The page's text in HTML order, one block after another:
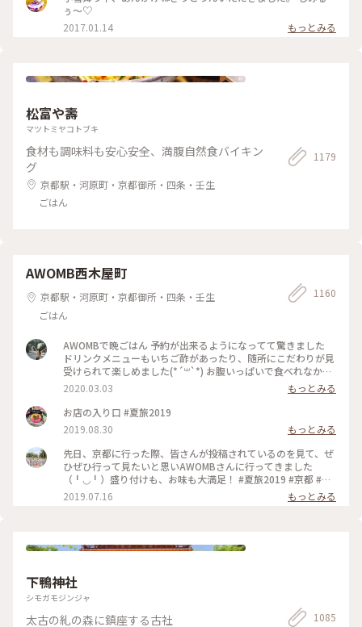
わったときに友人と目を合わせて笑顔でほっこり！ 身も心も
ぅ〜♡
2017.01.14
もっとみる
松富や壽
マツトミヤコトブキ
食材も調味料も安心安全、満腹自然食バイキン
グ
京都駅・河原町・京都御所・四条・壬生
ごはん
1179
AWOMB西木屋町
京都駅・河原町・京都御所・四条・壬生
ごはん
1160
AWOMBで晩ごはん 予約が出来るようになってて驚きました
ドリンクメニューもいちご酢があったり、随所にこだわりが見
受けられて楽しめました(*´꒳`*) お腹いっぱいで食べれなかっ
たデザートは次のお楽しみですー♡ #春の訪れ #女子旅 #いち
ご #手織り寿司
2020.03.03
もっとみる
お店の入り口 #夏旅2019
2019.08.30
もっとみる
先日、京都に行った際、皆さんが投稿されているのを見て、ぜ
ひぜひ行って見たいと思いAWOMBさんに行ってきました
（╹◡╹）盛り付けも、お味も大満足！ #夏旅2019 #京都 #五
条 #AWOMB
2019.07.16 もっとみる
下鴨神社
シモガモジンジャ
太古の糺の森に鎮座する古社 1085